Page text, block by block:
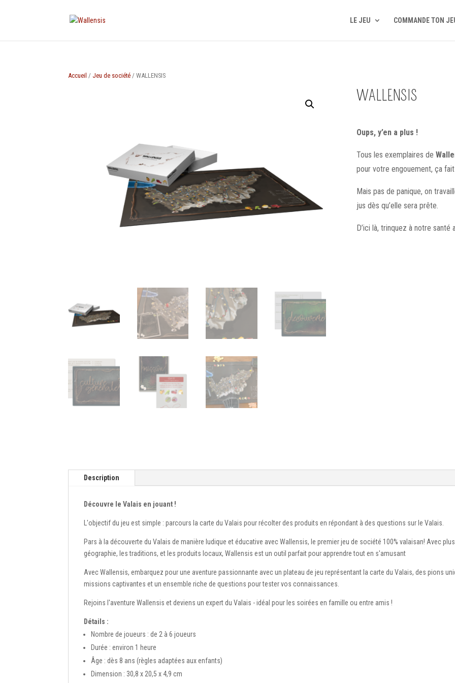
LE JEU COMMANDE TON
Accueil / Jeu de société / WALLENSIS
WALLENSIS
Oups, y’en a plus !
Tous les exemplaires de
pour votre engouement, ça
Mais pas de panique, on
jus dès qu’elle sera prête.
D’ici là, trinquez à notre
Description
Découvre le Valais en jouant !
L'objectif du jeu est simple : parcours la carte du Valais pour récolter des produits en répondant à des questions sur le Valais.
Pars à la découverte du Valais de manière ludique et éducative avec Wallensis, le premier jeu de société 100% valaisan! Avec
géographie, les traditions, et les produits locaux, Wallensis est un outil parfait pour apprendre tout en s'amusant
Avec Wallensis, embarquez pour une aventure passionnante avec un plateau de jeu représentant la carte du Valais, des pions
missions captivantes et un ensemble riche de questions pour tester vos connaissances.
Rejoins l'aventure Wallensis et deviens un expert du Valais - idéal pour les soirées en famille ou entre amis !
Détails :
Nombre de joueurs : de 2 à 6 joueurs
Durée : environ 1 heure
Âge : dès 8 ans (règles adaptées aux enfants)
Dimension : 30,8 x 20,5 x 4,9 cm